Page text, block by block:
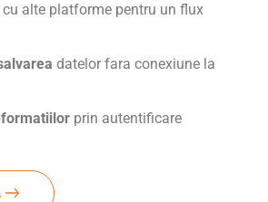
cu alte platforme pentru un flux
datelor fara conexiune la
prin autentificare